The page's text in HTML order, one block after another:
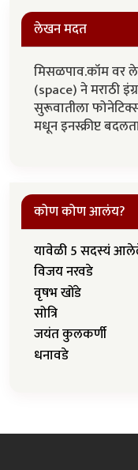
लेखन मदत
मिसळपाव.कॉम वर
(space) ने मराठी
सुरूवातीला
मधून इनस्क्रीप्ट
कोण कोण आलंय?
यावेळी 5 सदस्यं
विजय नरवडे
वृषभ खोंडे
सोत्रि
जयंत कुलकर्णी
धनावडे